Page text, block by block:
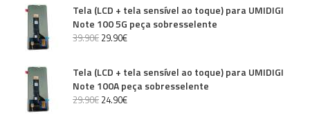
Tela (LCD + tela sensível ao toque) para UMIDIGI
Note 100 5G peça sobresselente
39.90€ 29.90€
Tela (LCD + tela sensível ao toque) para UMIDIGI
Note 100A peça sobresselente
29.90€ 24.90€